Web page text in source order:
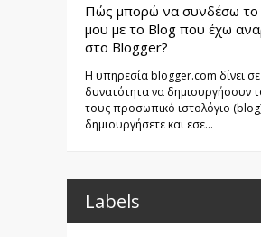
Πώς μπορώ να συνδέσω το
μου με το Blog που έχω
στο Blogger?
Η υπηρεσία blogger.com δίνει
δυνατότητα να δημιουργήσουν
τους προσωπικό ιστολόγιο
δημιουργήσετε και εσε...
Labels